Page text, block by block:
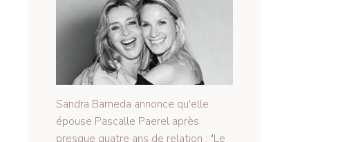
Sandra Barneda annonce qu'elle
épouse Pascalle Paerel après
presque quatre ans de relation : "Le